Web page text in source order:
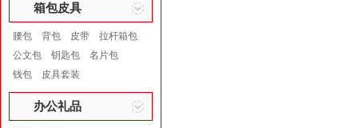
箱包皮具
腰包 背包 皮带
拉杆箱包
公文包
钥匙包
名片包
钱包
皮具套装
办公礼品